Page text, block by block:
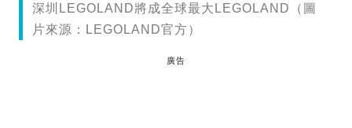
深圳LEGOLAND將成全球最大LEGOLAND（圖
片來源：LEGOLAND官方）
廣告